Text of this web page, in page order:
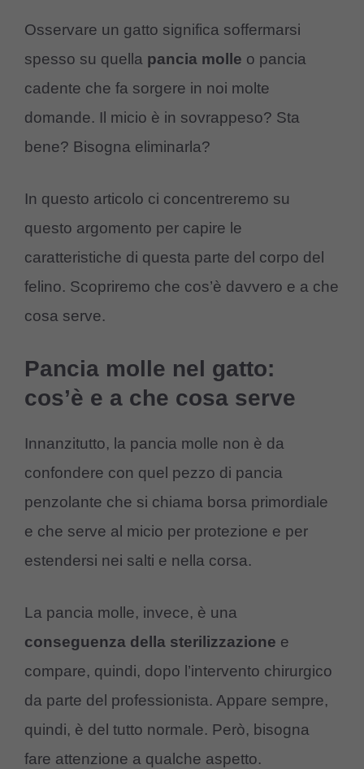
Osservare un gatto significa soffermarsi
spesso su quella pancia molle o pancia
cadente che fa sorgere in noi molte
domande. Il micio è in sovrappeso? Sta
bene? Bisogna eliminarla?
In questo articolo ci concentreremo su
questo argomento per capire le
caratteristiche di questa parte del corpo del
felino. Scopriremo che cos’è davvero e a che
cosa serve.
Pancia molle nel gatto:
cos’è e a che cosa serve
Innanzitutto, la pancia molle non è da
confondere con quel pezzo di pancia
penzolante che si chiama borsa primordiale
e che serve al micio per protezione e per
estendersi nei salti e nella corsa.
La pancia molle, invece, è una
conseguenza della sterilizzazione e
compare, quindi, dopo l’intervento chirurgico
da parte del professionista. Appare sempre,
quindi, è del tutto normale. Però, bisogna
fare attenzione a qualche aspetto.